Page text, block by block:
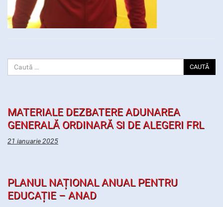
CAUTĂ
MATERIALE DEZBATERE ADUNAREA
GENERALĂ ORDINARĂ SI DE ALEGERI FRL
21 ianuarie 2025
PLANUL NAȚIONAL ANUAL PENTRU
EDUCAȚIE – ANAD